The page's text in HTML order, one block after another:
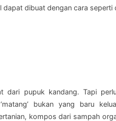
dapat dibuat dengan cara seperti
dari pupuk kandang. Tapi
bukan yang baru
kompos dari sampah